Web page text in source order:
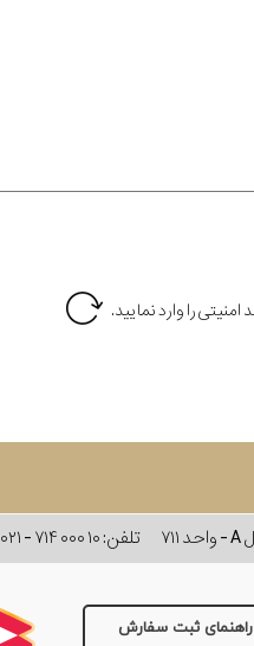
تلفن:۰۲۱ - ۷۱۴ ۰۰۰ ۱۰
راهنمای ثبت سفارش